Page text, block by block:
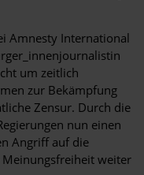
Amnesty International
um zeitlich
zur Bekämpfung
Zensur. Durch die
nun einen
Angriff auf die
weiter